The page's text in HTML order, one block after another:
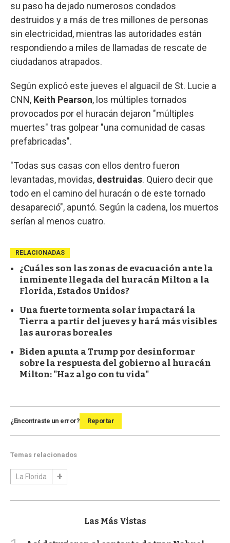
su paso ha dejado numerosos condados
destruidos y a más de tres millones de personas
sin electricidad, mientras las autoridades están
respondiendo a miles de llamadas de rescate de
ciudadanos atrapados.
Según explicó este jueves el alguacil de St. Lucie a
CNN, Keith Pearson, los múltiples tornados
provocados por el huracán dejaron "múltiples
muertes" tras golpear "una comunidad de casas
prefabricadas".
"Todas sus casas con ellos dentro fueron
levantadas, movidas, destruidas. Quiero decir que
todo en el camino del huracán o de este tornado
desapareció", apuntó. Según la cadena, los muertos
serían al menos cuatro.
RELACIONADAS
¿Cuáles son las zonas de evacuación ante la
inminente llegada del huracán Milton a la
Florida, Estados Unidos?
Una fuerte tormenta solar impactará la
Tierra a partir del jueves y hará más visibles
las auroras boreales
Biden apunta a Trump por desinformar
sobre la respuesta del gobierno al huracán
Milton: "Haz algo con tu vida"
¿Encontraste un error? Reportar
Temas relacionados
La Florida
Las Más Vistas